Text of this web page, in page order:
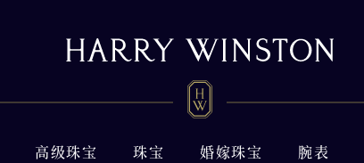
高级珠宝 珠宝 婚嫁珠宝 腕表